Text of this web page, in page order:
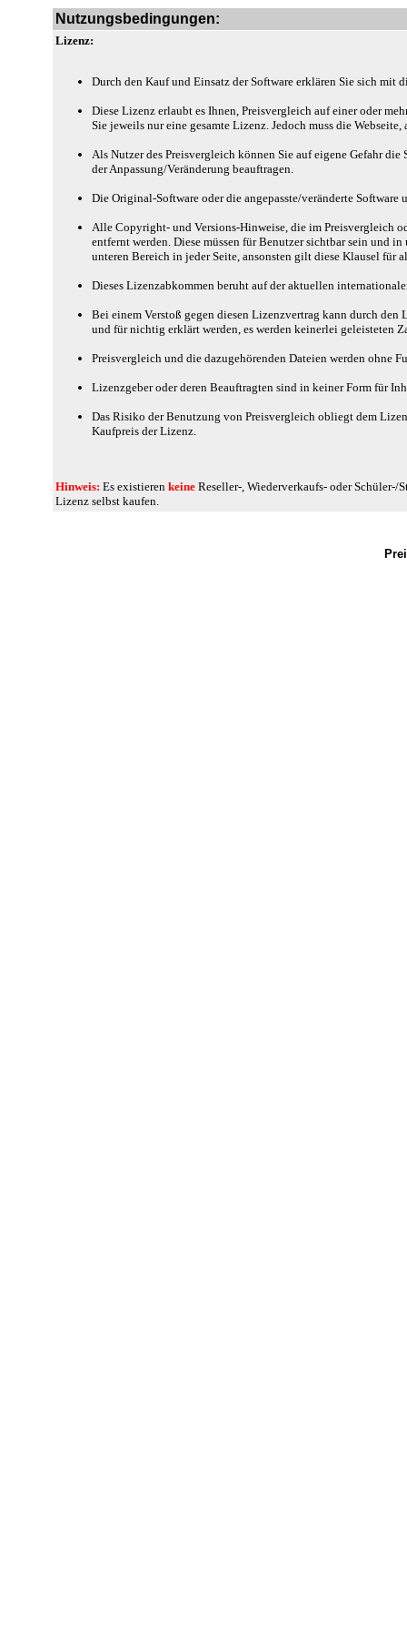
Nutzungsbedingungen:
Lizenz:
Durch den Kauf und Einsatz der Software erklären Sie sich mit
Diese Lizenz erlaubt es Ihnen, Preisvergleich auf einer oder
Sie jeweils nur eine gesamte Lizenz. Jedoch muss die
Als Nutzer des Preisvergleich können Sie auf eigene Gefahr
der Anpassung/Veränderung beauftragen.
Die Original-Software oder die angepasste/veränderte
Alle Copyright- und Versions-Hinweise, die im Preisvergleich
entfernt werden. Diese müssen für Benutzer sichtbar sein und
unteren Bereich in jeder Seite, ansonsten gilt diese Klausel für
Dieses Lizenzabkommen beruht auf der aktuellen
Bei einem Verstoß gegen diesen Lizenzvertrag kann durch
und für nichtig erklärt werden, es werden keinerlei geleisteten
Preisvergleich und die dazugehörenden Dateien werden ohne
Lizenzgeber oder deren Beauftragten sind in keiner Form für
Das Risiko der Benutzung von Preisvergleich obliegt dem
Kaufpreis der Lizenz.
Hinweis: Es existieren keineReseller-, Wiederverkaufs- oder Schüler-/
Lizenz selbst kaufen.